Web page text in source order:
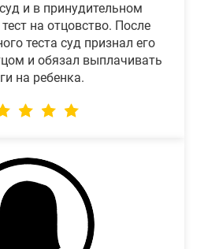
и в принудительном
на отцовство. После
теста суд признал его
и обязал выплачивать
на ребенка.